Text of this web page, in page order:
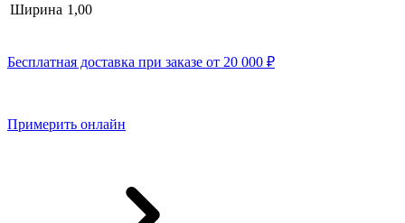
Ширина 1,00
Бесплатная доставка при заказе от 20 000 ₽
Примерить онлайн